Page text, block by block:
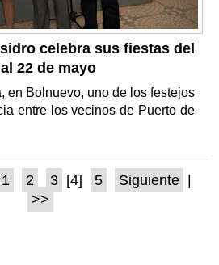
celebra sus fiestas del
22 de mayo
en Bolnuevo, uno de los festejos
entre los vecinos de Puerto de
1 2 3 [4] 5 Siguiente
>>